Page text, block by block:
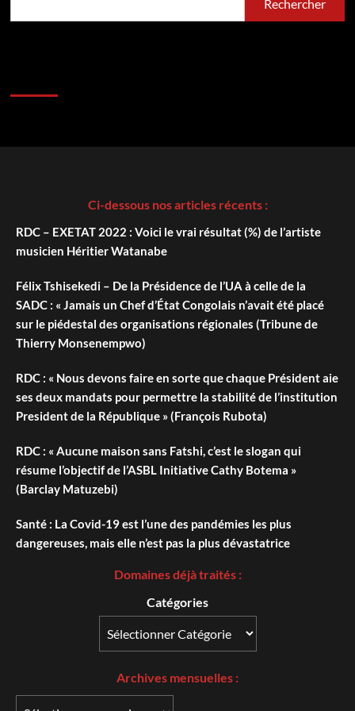
Rechercher
Ci-dessous nos articles récents :
RDC – EXETAT 2022 : Voici le vrai résultat (%) de l’artiste
musicien Héritier Watanabe
Félix Tshisekedi – De la Présidence de l’UA à celle de la
SADC : « Jamais un Chef d’État Congolais n’avait été placé
sur le piédestal des organisations régionales (Tribune de
Thierry Monsenempwo)
RDC : « Nous devons faire en sorte que chaque Président aie
ses deux mandats pour permettre la stabilité de l’institution
President de la République » (François Rubota)
RDC : « Aucune maison sans Fatshi, c’est le slogan qui
résume l’objectif de l’ASBL Initiative Cathy Botema »
(Barclay Matuzebi)
Santé : La Covid-19 est l’une des pandémies les plus
dangereuses, mais elle n’est pas la plus dévastatrice
Domaines déjà traités :
Catégories
Archives mensuelles :